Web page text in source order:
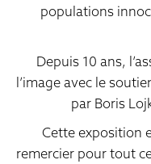
populations
Depuis 10 ans,
l’image avec le
par Boris
Cette exposition
remercier pour tout